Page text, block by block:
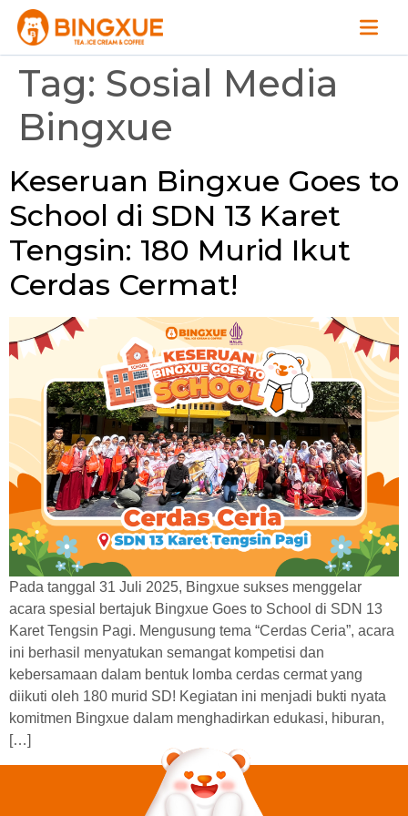
Tag: Sosial Media
Bingxue
Keseruan Bingxue Goes to
School di SDN 13 Karet
Tengsin: 180 Murid Ikut
Cerdas Cermat!
Pada tanggal 31 Juli 2025, Bingxue sukses menggelar
acara spesial bertajuk Bingxue Goes to School di SDN 13
Karet Tengsin Pagi. Mengusung tema “Cerdas Ceria”, acara
ini berhasil menyatukan semangat kompetisi dan
kebersamaan dalam bentuk lomba cerdas cermat yang
diikuti oleh 180 murid SD! Kegiatan ini menjadi bukti nyata
komitmen Bingxue dalam menghadirkan edukasi, hiburan,
[…]